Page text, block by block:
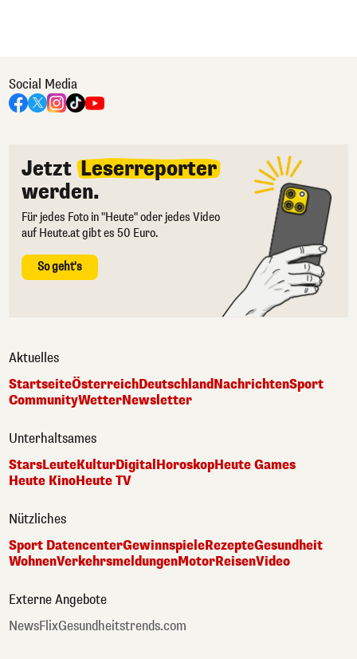
Social Media
Jetzt Leserreporter
werden.
Für jedes Foto in "Heute" oder jedes Video
auf Heute.at gibt es 50 Euro.
So geht's
Aktuelles
StartseiteÖsterreichDeutschlandNachrichtenSport
CommunityWetterNewsletter
Unterhaltsames
StarsLeuteKulturDigitalHoroskopHeute Games
Heute KinoHeute TV
Nützliches
Sport DatencenterGewinnspieleRezepteGesundheit
WohnenVerkehrsmeldungenMotorReisenVideo
Externe Angebote
NewsFlixGesundheitstrends.com